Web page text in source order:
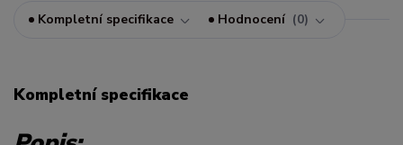
Kompletní specifikace Hodnocení 0
Kompletní specifikace